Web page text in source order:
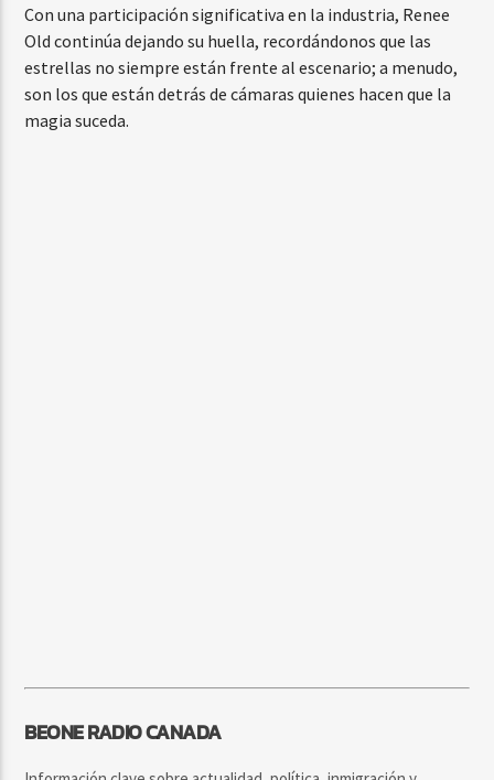
Con una participación significativa en la industria, Renee
Old continúa dejando su huella, recordándonos que las
estrellas no siempre están frente al escenario; a menudo,
son los que están detrás de cámaras quienes hacen que la
magia suceda.
BEONE RADIO CANADA